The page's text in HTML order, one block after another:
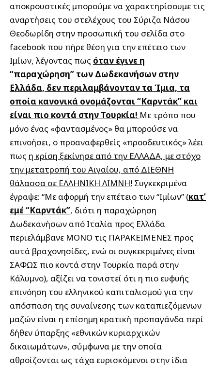
αποκρουστικές μπορούμε να χαρακτηρίσουμε τις
αναρτήσεις του στελέχους του Σύριζα Νάσου
Θεοδωρίδη στην προσωπική του σελίδα στο
facebook που πήρε θέση για την επέτειο των
Ιμίων, λέγοντας πως όταν έγινε η
“παραχώρηση” των Δωδεκανήσων στην
Ελλάδα, δεν περιλαμβάνονταν τα Ίμια, τα
οποία κανονικά ονομάζονται “Καρντάκ” και
είναι πιο κοντά στην Τουρκία! Με τρόπο που
μόνο ένας «φαντασμένος» θα μπορούσε να
επινοήσει, ο προαναφερθείς «προοδευτικός» λέει
πως η κρίση ξεκίνησε από την ΕΛΛΑΔΑ, με στόχο
την μετατροπή του Αιγαίου, από ΔΙΕΘΝΗ
θάλασσα σε ΕΛΛΗΝΙΚΗ ΛΙΜΝΗ! Συγκεκριμένα
έγραψε: “Με αφορμή την επέτειο των “Ιμίων” (κατ’
εμέ “Καρντάκ”, διότι η παραχώρηση
Δωδεκανήσων από Ιταλία προς Ελλάδα
περιελάμβανε ΜΟΝΟ τις ΠΑΡΑΚΕΙΜΕΝΕΣ προς
αυτά βραχονησίδες, ενώ οι συγκεκριμένες είναι
ΣΑΦΩΣ πιο κοντά στην Τουρκία παρά στην
Κάλυμνο), αξίζει να τονιστεί ότι η πιο ευφυής
επινόηση του ελληνικού καπιταλισμού για την
απόσπαση της συναίνεσης των καταπιεζόμενων
μαζών είναι η επίσημη κρατική προπαγάνδα περί
δήθεν ύπαρξης «εθνικών κυριαρχικών
δικαιωμάτων», σύμφωνα με την οποία
αθροίζονται ως τάχα ευρισκόμενοι στην ίδια